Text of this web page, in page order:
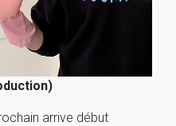
arrive début